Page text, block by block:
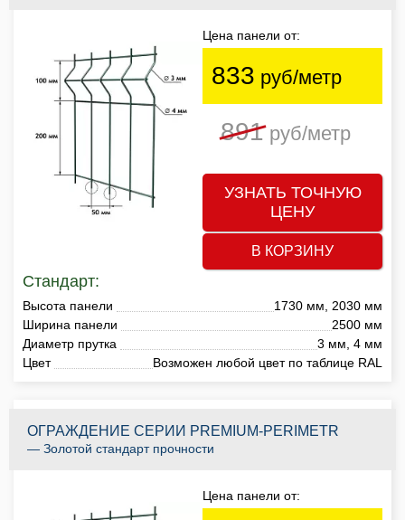
Цена панели от:
833 руб/метр
891руб/метр
УЗНАТЬ ТОЧНУЮ
ЦЕНУ
В КОРЗИНУ
Стандарт:
Высота панели
1730 мм, 2030 мм
Ширина панели
2500 мм
Диаметр прутка
3 мм, 4 мм
Цвет
Возможен любой цвет по таблице RAL
ОГРАЖДЕНИЕ СЕРИИ PREMIUM-PERIMETR
— Золотой стандарт прочности
Цена панели от: